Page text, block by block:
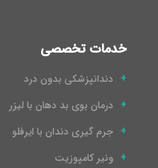
خدمات تخصصی
دندانپزشکی بدون درد
درمان بوی بد دهان با لیزر
جرم گیری دندان با ایرفلو
ونیر کامپوزیت